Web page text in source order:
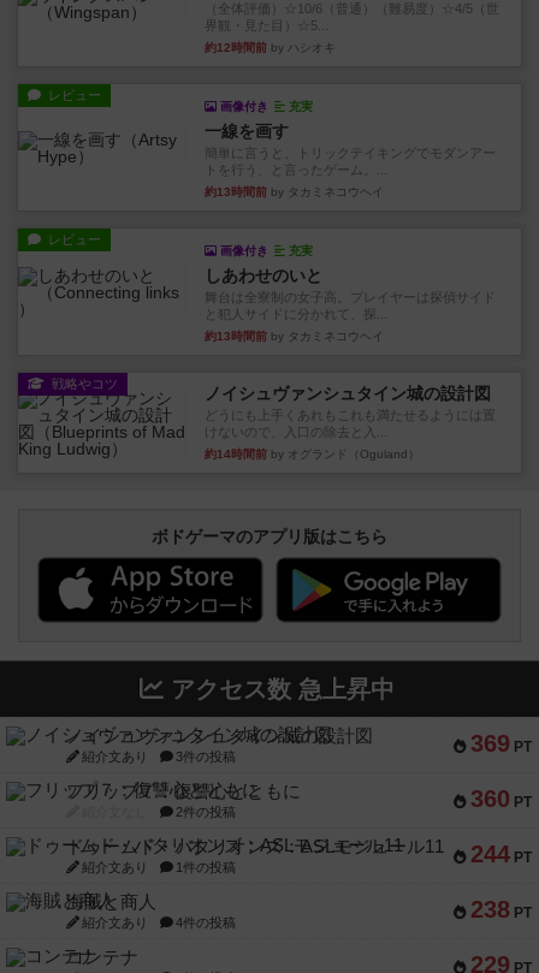
（全体評価）☆10/6（普通）（難易度）☆4/5（世
界観・見た目）☆5...
約12時間前 by ハシオキ
レビュー
画像付き 充実
一線を画す
簡単に言うと、トリックテイキングでモダンアー
トを行う、と言ったゲーム。...
約13時間前 by タカミネコウヘイ
レビュー
画像付き 充実
しあわせのいと
舞台は全寮制の女子高。プレイヤーは探偵サイド
と犯人サイドに分かれて、探...
約13時間前 by タカミネコウヘイ
戦略やコツ ノイシュヴァンシュタイン城の設計図
どうにも上手くあれもこれも満たせるようには置
けないので、入口の除去と入...
約14時間前 by オグランド（Oguland）
ボドゲーマのアプリ版はこちら
アクセス数 急上昇中
369 PT
ノイシュヴァンシュタイン城の設計図
紹介文あり 3件の投稿
360 PT
フリップ７：復讐心とともに
2件の投稿
244 PT
ドゥームド・バタリオンズ：ASLモジュール11
紹介文あり 1件の投稿
238 PT
海賊と商人
紹介文あり 4件の投稿
229 PT
コンテナ